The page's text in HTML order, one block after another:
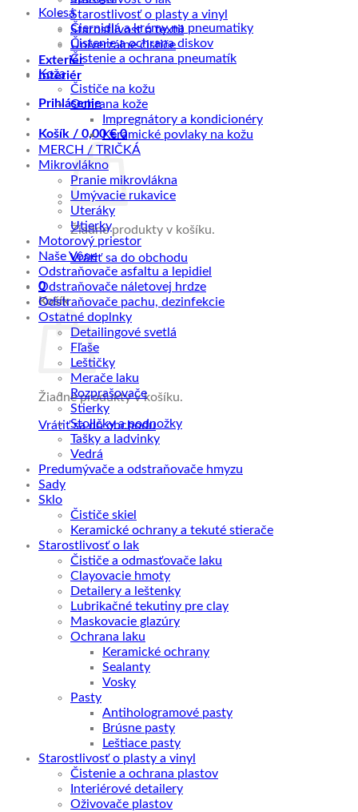
Starostlivosť o plasty a vinyl
Starostlivosť o textil
Univerzálne čističe
Exteriér
Interiér
Prihlásenie
Košík / 0,00€ 0
Žiadne produkty v košíku.
Vrátiť sa do obchodu
0
Košík
Žiadne produkty v košíku.
Vrátiť sa do obchodu
Kolesá
Čiernidlá a krémy na pneumatiky
Čistenie a ochrana diskov
Čistenie a ochrana pneumatík
Koža
Čističe na kožu
Ochrana kože
Impregnátory a kondicionéry
Keramické povlaky na kožu
MERCH / TRIČKÁ
Mikrovlákno
Pranie mikrovlákna
Umývacie rukavice
Uteráky
Utierky
Motorový priestor
Naše Vône
Odstraňovače asfaltu a lepidiel
Odstraňovače náletovej hrdze
Odstraňovače pachu, dezinfekcie
Ostatné doplnky
Detailingové svetlá
Fľaše
Leštičky
Merače laku
Rozprašovače
Stierky
Stoličky a podnožky
Tašky a ladvinky
Vedrá
Predumývače a odstraňovače hmyzu
Sady
Sklo
Čističe skiel
Keramické ochrany a tekuté stierače
Starostlivosť o lak
Čističe a odmasťovače laku
Clayovacie hmoty
Detailery a leštenky
Lubrikačné tekutiny pre clay
Maskovacie glazúry
Ochrana laku
Keramické ochrany
Sealanty
Vosky
Pasty
Antihologramové pasty
Brúsne pasty
Leštiace pasty
Starostlivosť o plasty a vinyl
Čistenie a ochrana plastov
Interiérové detailery
Oživovače plastov